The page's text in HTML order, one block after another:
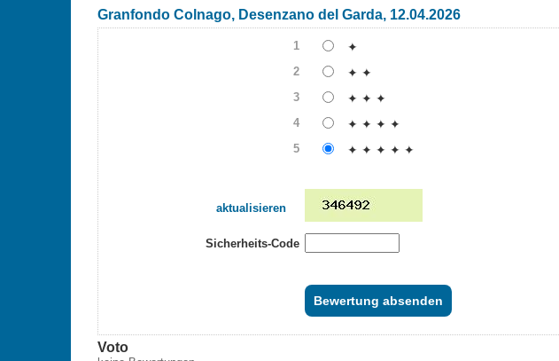
Granfondo Colnago, Desenzano del Garda, 12.04.2026
1 ✦
2 ✦ ✦
3 ✦ ✦ ✦
4 ✦ ✦ ✦ ✦
5 ✦ ✦ ✦ ✦ ✦
aktualisieren
Sicherheits-Code
Voto